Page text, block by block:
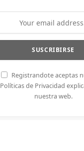
Registrandote aceptas
Políticas de Privacidad
nuestra web.